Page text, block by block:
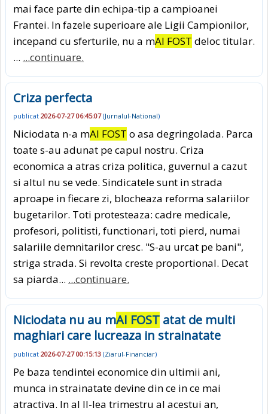
mai face parte din echipa-tip a campioanei
Frantei. In fazele superioare ale Ligii Campionilor,
incepand cu sferturile, nu a mAI FOST deloc titular.
... ...continuare.
Criza perfecta
publicat 2026-07-27 06:45:07(Jurnalul-National)
Niciodata n-a mAI FOST o asa degringolada. Parca
toate s-au adunat pe capul nostru. Criza
economica a atras criza politica, guvernul a cazut
si altul nu se vede. Sindicatele sunt in strada
aproape in fiecare zi, blocheaza reforma salariilor
bugetarilor. Toti protesteaza: cadre medicale,
profesori, politisti, functionari, toti pierd, numai
salariile demnitarilor cresc. "S-au urcat pe bani",
striga strada. Si revolta creste proportional. Decat
sa piarda... ...continuare.
Niciodata nu au mAI FOST atat de multi
maghiari care lucreaza in strainatate
publicat 2026-07-27 00:15:13 (Ziarul-Financiar)
Pe baza tendintei economice din ultimii ani,
munca in strainatate devine din ce in ce mai
atractiva. In al II-lea tri­mes­tru al acestui an,